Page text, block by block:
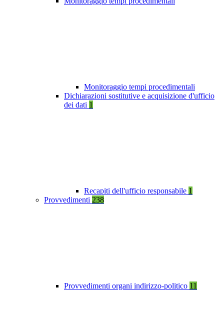
Monitoraggio tempi procedimentali
Dichiarazioni sostitutive e acquisizione d'ufficio
dei dati 1
Recapiti dell'ufficio responsabile 1
Provvedimenti 238
Provvedimenti organi indirizzo-politico 11